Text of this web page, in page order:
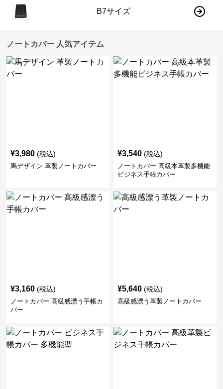
B7サイズ
ノートカバー 人気アイテム
¥3,980 (税込)
馬デザイン 革製ノートカバー
¥3,540 (税込)
ノートカバー 高級本革製多機能
ビジネス手帳カバー
¥3,160 (税込)
ノートカバー 高級感漂う手帳カ
バー
¥5,640 (税込)
高級感漂う革製ノートカバー